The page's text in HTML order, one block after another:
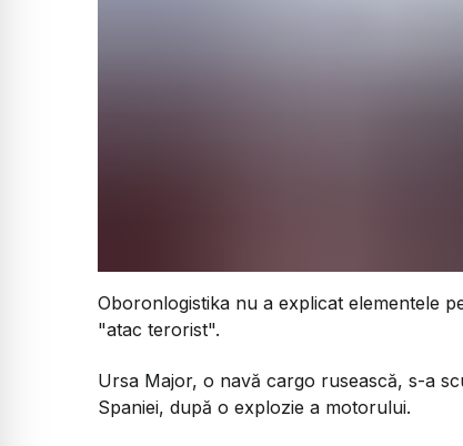
Oboronlogistika nu a explicat elementele
"atac terorist".
Ursa Major, o navă cargo rusească, s-a
Spaniei, după o explozie a motorului.